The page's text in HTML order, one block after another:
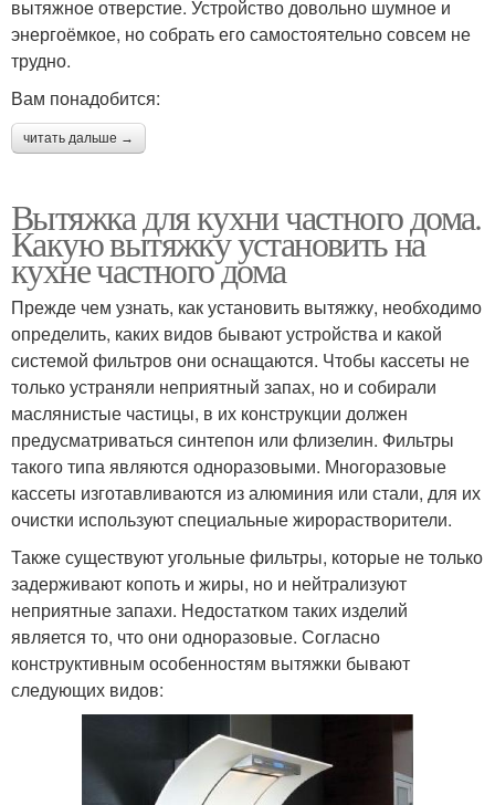
вытяжное отверстие. Устройство довольно шумное и
энергоёмкое, но собрать его самостоятельно совсем не
трудно.
Вам понадобится:
читать дальше →
Вытяжка для кухни частного дома.
Какую вытяжку установить на
кухне частного дома
Прежде чем узнать, как установить вытяжку, необходимо
определить, каких видов бывают устройства и какой
системой фильтров они оснащаются. Чтобы кассеты не
только устраняли неприятный запах, но и собирали
маслянистые частицы, в их конструкции должен
предусматриваться синтепон или флизелин. Фильтры
такого типа являются одноразовыми. Многоразовые
кассеты изготавливаются из алюминия или стали, для их
очистки используют специальные жирорастворители.
Также существуют угольные фильтры, которые не только
задерживают копоть и жиры, но и нейтрализуют
неприятные запахи. Недостатком таких изделий
является то, что они одноразовые. Согласно
конструктивным особенностям вытяжки бывают
следующих видов: